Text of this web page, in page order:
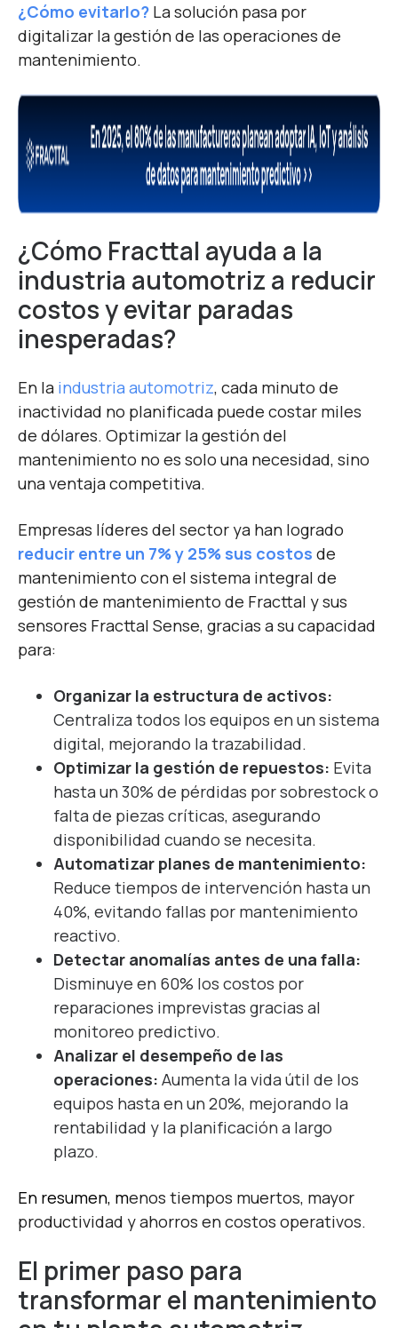
¿Cómo evitarlo? La solución pasa por
digitalizar la gestión de las operaciones de
mantenimiento.
¿Cómo Fracttal ayuda a la
industria automotriz a reducir
costos y evitar paradas
inesperadas?
En la industria automotriz, cada minuto de
inactividad no planificada puede costar miles
de dólares. Optimizar la gestión del
mantenimiento no es solo una necesidad, sino
una ventaja competitiva.
Empresas líderes del sector ya han logrado
reducir entre un 7% y 25% sus costos de
mantenimiento con el sistema integral de
gestión de mantenimiento de Fracttal y sus
sensores Fracttal Sense, gracias a su capacidad
para:
Organizar la estructura de activos:
Centraliza todos los equipos en un sistema
digital, mejorando la trazabilidad.
Optimizar la gestión de repuestos: Evita
hasta un 30% de pérdidas por sobrestock o
falta de piezas críticas, asegurando
disponibilidad cuando se necesita.
Automatizar planes de mantenimiento:
Reduce tiempos de intervención hasta un
40%, evitando fallas por mantenimiento
reactivo.
Detectar anomalías antes de una falla:
Disminuye en 60% los costos por
reparaciones imprevistas gracias al
monitoreo predictivo.
Analizar el desempeño de las
operaciones: Aumenta la vida útil de los
equipos hasta en un 20%, mejorando la
rentabilidad y la planificación a largo
plazo.
En resumen, menos tiempos muertos, mayor
productividad y ahorros en costos operativos.
El primer paso para
transformar el mantenimiento